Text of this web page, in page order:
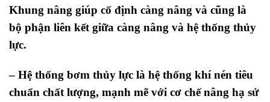
Khung nâng giúp cố định càng nâng và cũng là
bộ phận liên kết giữa càng nâng và hệ thống thủy
lực.
– Hệ thống bơm thủy lực là hệ thống khí nén tiêu
chuẩn chất lượng, mạnh mẽ với cơ chế nâng hạ sử